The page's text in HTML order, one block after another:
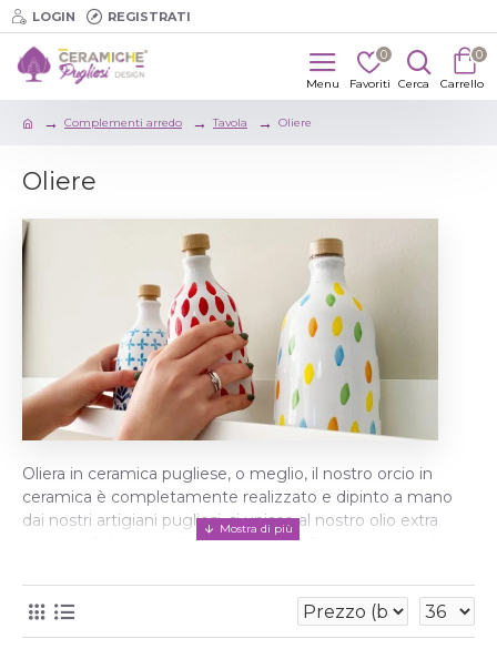
LOGIN REGISTRATI
0 0
Complementi arredo Tavola Oliere
Oliere
Oliera in ceramica pugliese, o meglio, il nostro orcio in
ceramica è completamente realizzato e dipinto a mano
dai nostri artigiani pugliesi, si unisce al nostro olio extra
vergine d'oliva raccolto e prodotto in Puglia da agricoltura